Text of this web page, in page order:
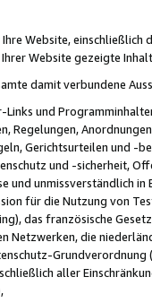
Website,
Website gezeigte
damit verbundene
und
Regelungen,
Gerichtsurteilen und -
und -sicherheit,
und unmissverständlich
für die Nutzung von
das französische
Netzwerken, die
aller